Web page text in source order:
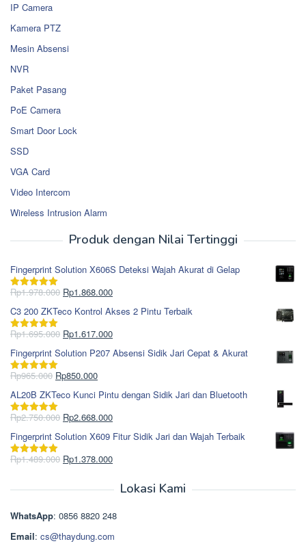
IP Camera
Kamera PTZ
Mesin Absensi
NVR
Paket Pasang
PoE Camera
Smart Door Lock
SSD
VGA Card
Video Intercom
Wireless Intrusion Alarm
Produk dengan Nilai Tertinggi
Fingerprint Solution X606S Deteksi Wajah Akurat di Gelap
Dinilai5.00
Rp1.978.000 Harga
aslinya
adalah:
Rp1.978.000.
Rp1.868.000Harga
saat
ini
adalah:
C3 200 ZKTeco Kontrol Akses 2 Pintu Terbaik
Dinilai5.00
Rp1.695.000 Harga
aslinya
adalah:
Rp1.695.000.
Rp1.617.000Harga
saat
ini
Fingerprint Solution P207 Absensi Sidik Jari Cepat & Akurat
Dinilai5.00
Rp965.000 Harga
aslinya
adalah:
Rp965.000.
Rp850.000Harga
saat
ini
adalah:
AL20B ZKTeco Kunci Pintu dengan Sidik Jari dan Bluetooth
Dinilai5.00
Rp2.750.000 Harga
aslinya
adalah:
Rp2.750.000.
Rp2.668.000Harga
saat
ini
adalah:
Fingerprint Solution X609 Fitur Sidik Jari dan Wajah Terbaik
Dinilai5.00
Rp1.489.000 Harga
Rp1.378.000Harga
Rp1.378.000.
Lokasi Kami
WhatsApp: 0856 8820 248
Email: cs@thaydung.com